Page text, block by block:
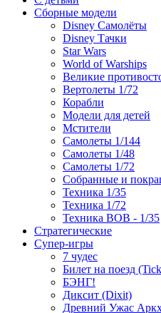
Сборные модели
Disney Самолёты
Disney Тачки
Star Wars
World of Warships
Великие
Вертолеты 1/72
Корабли
Модели для детей
Мстители
Самолеты 1/144
Самолеты 1/48
Самолеты 1/72
Собранные и
Техника 1/35
Техника 1/72
Техника ВОВ - 1/35
Стратегические
Супер-игры
7 чудес
Билет на поезд
БЭНГ!
Диксит (Dixit)
Древний Ужас